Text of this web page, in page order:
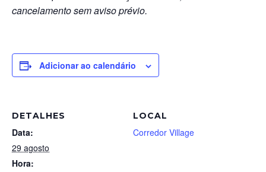
cancelamento sem aviso prévio.
Adicionar ao calendário
DETALHES
Data:
29 agosto
Hora:
LOCAL
Corredor Village